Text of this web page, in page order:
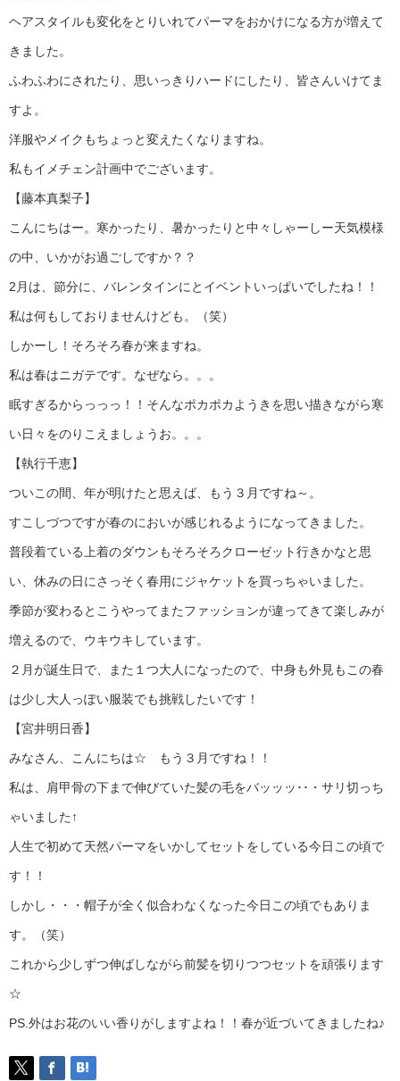
ヘアスタイルも変化をとりいれてパーマをおかけになる方が増えて
きました。
ふわふわにされたり、思いっきりハードにしたり、皆さんいけてま
すよ。
洋服やメイクもちょっと変えたくなりますね。
私もイメチェン計画中でございます。
【藤本真梨子】
こんにちはー。寒かったり、暑かったりと中々しゃーしー天気模様
の中、いかがお過ごしですか？？
2月は、節分に、バレンタインにとイベントいっぱいでしたね！！
私は何もしておりませんけども。（笑）
しかーし！そろそろ春が来ますね。
私は春はニガテです。なぜなら。。。
眠すぎるからっっっ！！そんなポカポカようきを思い描きながら寒
い日々をのりこえましょうお。。。
【執行千恵】
ついこの間、年が明けたと思えば、もう３月ですね～。
すこしづつですが春のにおいが感じれるようになってきました。
普段着ている上着のダウンもそろそろクローゼット行きかなと思
い、休みの日にさっそく春用にジャケットを買っちゃいました。
季節が変わるとこうやってまたファッションが違ってきて楽しみが
増えるので、ウキウキしています。
２月が誕生日で、また１つ大人になったので、中身も外見もこの春
は少し大人っぽい服装でも挑戦したいです！
【宮井明日香】
みなさん、こんにちは☆ もう３月ですね！！
私は、肩甲骨の下まで伸びていた髪の毛をバッッッ･･・サリ切っち
ゃいました↑
人生で初めて天然パーマをいかしてセットをしている今日この頃で
す！！
しかし・・・帽子が全く似合わなくなった今日この頃でもありま
す。（笑）
これから少しずつ伸ばしながら前髪を切りつつセットを頑張ります
☆
PS.外はお花のいい香りがしますよね！！春が近づいてきましたね♪